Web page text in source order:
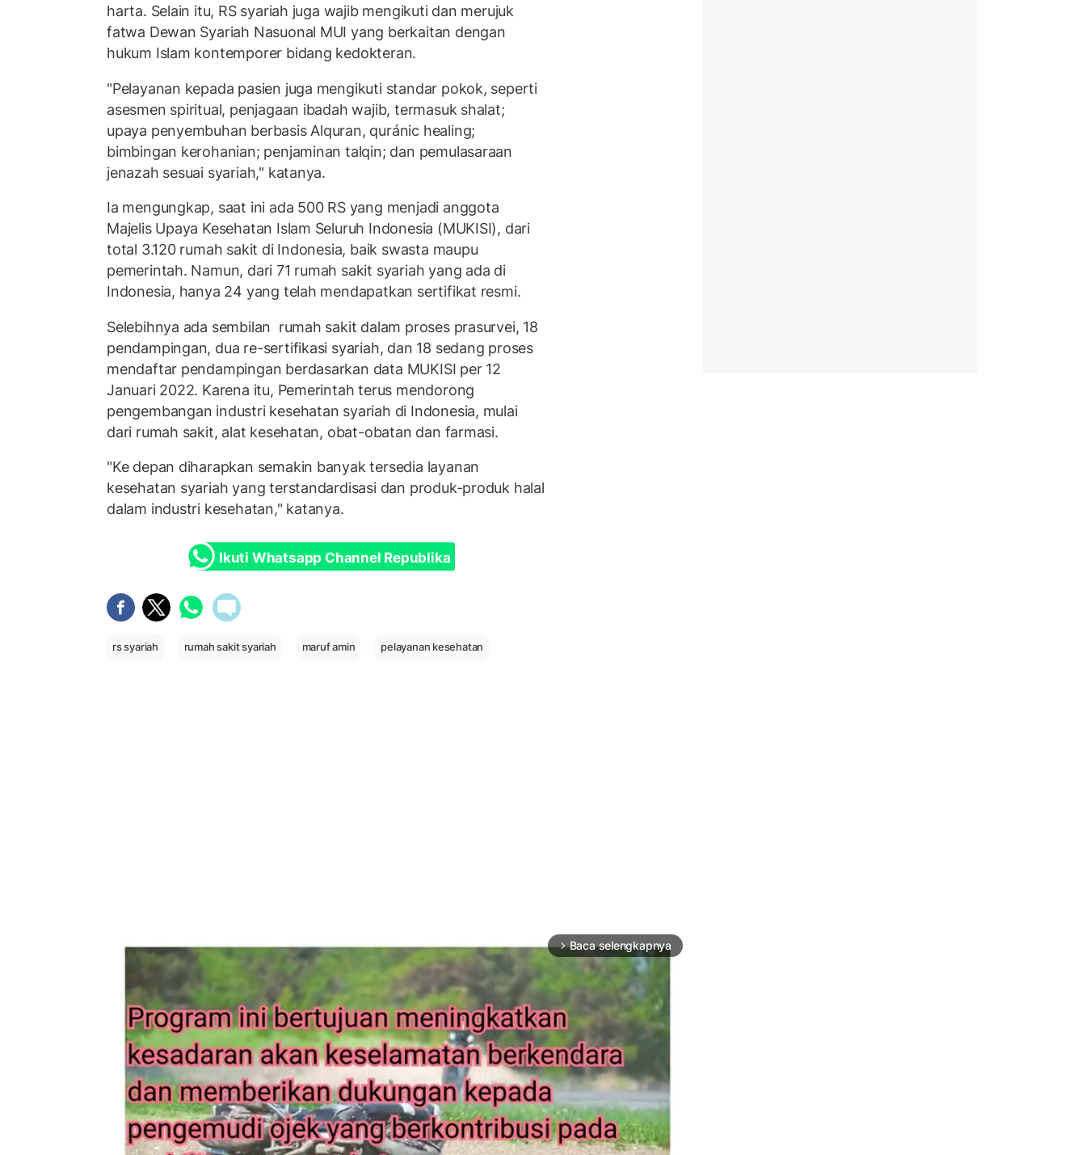
harta. Selain itu, RS syariah juga wajib mengikuti dan merujuk
fatwa Dewan Syariah Nasuonal MUI yang berkaitan dengan
hukum Islam kontemporer bidang kedokteran.
"Pelayanan kepada pasien juga mengikuti standar pokok, seperti
asesmen spiritual, penjagaan ibadah wajib, termasuk shalat;
upaya penyembuhan berbasis Alquran, quránic healing;
bimbingan kerohanian; penjaminan talqin; dan pemulasaraan
jenazah sesuai syariah," katanya.
Ia mengungkap, saat ini ada 500 RS yang menjadi anggota
Majelis Upaya Kesehatan Islam Seluruh Indonesia (MUKISI), dari
total 3.120 rumah sakit di Indonesia, baik swasta maupu
pemerintah. Namun, dari 71 rumah sakit syariah yang ada di
Indonesia, hanya 24 yang telah mendapatkan sertifikat resmi.
Selebihnya ada sembilan rumah sakit dalam proses prasurvei, 18
pendampingan, dua re-sertifikasi syariah, dan 18 sedang proses
mendaftar pendampingan berdasarkan data MUKISI per 12
Januari 2022. Karena itu, Pemerintah terus mendorong
pengembangan industri kesehatan syariah di Indonesia, mulai
dari rumah sakit, alat kesehatan, obat-obatan dan farmasi.
"Ke depan diharapkan semakin banyak tersedia layanan
kesehatan syariah yang terstandardisasi dan produk-produk halal
dalam industri kesehatan," katanya.
Ikuti Whatsapp Channel Republika
rs syariah rumah sakit syariah maruf amin pelayanan kesehatan
arrow_forward_ios Baca selengkapnya